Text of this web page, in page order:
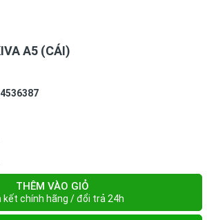
A5 (CÁI)
THÊM VÀO GIỎ
kết chính hãng / đổi trả 24h